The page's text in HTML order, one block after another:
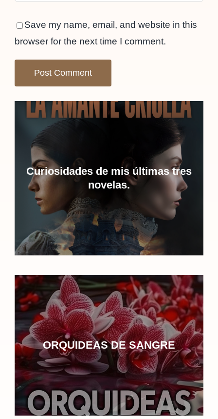
Save my name, email, and website in this
browser for the next time I comment.
Curiosidades de mis últimas tres
novelas.
ORQUIDEAS DE SANGRE